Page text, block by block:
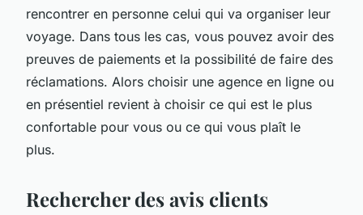
rencontrer en personne celui qui va organiser leur
voyage. Dans tous les cas, vous pouvez avoir des
preuves de paiements et la possibilité de faire des
réclamations. Alors choisir une agence en ligne ou
en présentiel revient à choisir ce qui est le plus
confortable pour vous ou ce qui vous plaît le
plus.
Rechercher des avis clients